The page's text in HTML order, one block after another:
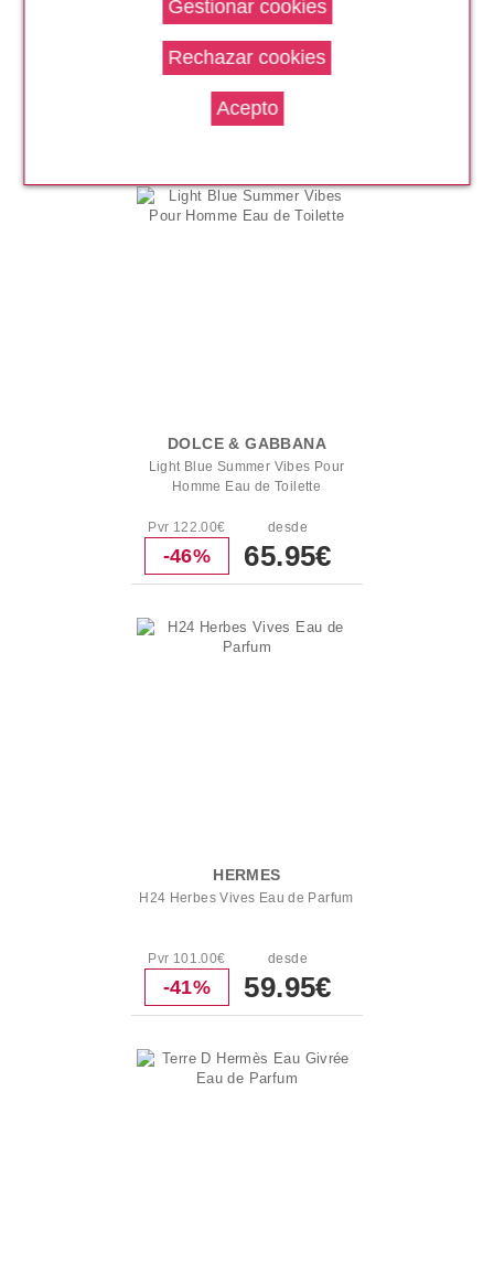
COACH
Pvr 67.50€
-23%
desde
51.99€
DOLCE & GABBANA
Light Blue Summer Vibes Pour
Homme Eau de Toilette
Pvr 122.00€
-46%
desde
65.95€
HERMES
H24 Herbes Vives Eau de Parfum
Pvr 101.00€
-41%
desde
59.95€